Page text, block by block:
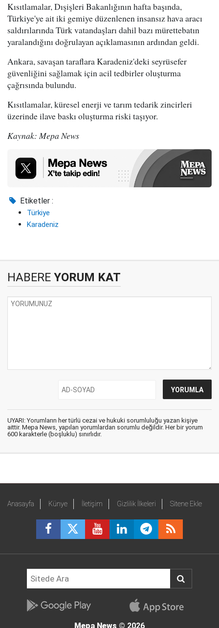
Kısıtlamalar, Dışişleri Bakanlığının hafta başında,
Türkiye'ye ait iki gemiye düzenlenen insansız hava aracı
saldırılarında Türk vatandaşları dahil bazı mürettebatın
yaralandığını doğrulayan açıklamasının ardından geldi.
Ankara, savaşan taraflara Karadeniz'deki seyrüsefer
güvenliğini sağlamak için acil tedbirler oluşturma
çağrısında bulundu.
Kısıtlamalar, küresel enerji ve tarım tedarik zincirleri
üzerinde ilave baskı oluşturma riski taşıyor.
Kaynak: Mepa News
Etiketler :
Türkiye
Karadeniz
HABERE YORUM KAT
UYARI: Yorumların her türlü cezai ve hukuki sorumluluğu yazan kişiye
aittir. Mepa News, yapılan yorumlardan sorumlu değildir. Her bir yorum
600 karakterle (boşluklu) sınırlıdır.
Anasayfa Künye İletişim Gizlilik İlkeleri Sitene Ekle
Mepa News © 2026